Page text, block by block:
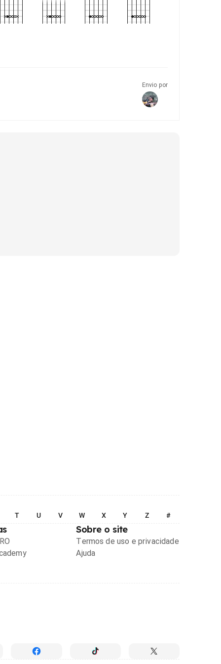
Envio por
T U V W X Y Z #
Sobre o site
Termos de uso e privacidade
Ajuda